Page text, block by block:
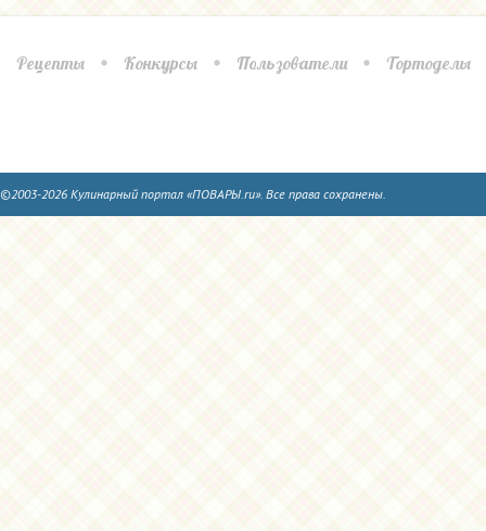
Рецепты Конкурсы Пользователи Тортоделы
©2003-2026 Кулинарный портал «ПОВАРЫ.ru». Все права сохранены.